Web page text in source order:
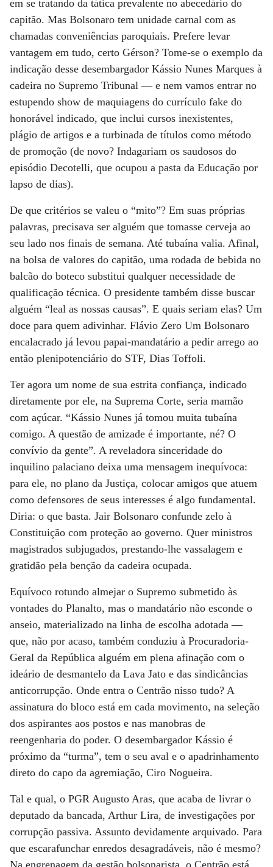
em se tratando da tática prevalente no abecedário do
capitão. Mas Bolsonaro tem unidade carnal com as
chamadas conveniências paroquiais. Prefere levar
vantagem em tudo, certo Gérson? Tome-se o exemplo da
indicação desse desembargador Kássio Nunes Marques à
cadeira no Supremo Tribunal — e nem vamos entrar no
estupendo show de maquiagens do currículo fake do
honorável indicado, que inclui cursos inexistentes,
plágio de artigos e a turbinada de títulos como método
de promoção (de novo? Indagariam os saudosos do
episódio Decotelli, que ocupou a pasta da Educação por
lapso de dias).
De que critérios se valeu o “mito”? Em suas próprias
palavras, precisava ser alguém que tomasse cerveja ao
seu lado nos finais de semana. Até tubaína valia. Afinal,
na bolsa de valores do capitão, uma rodada de bebida no
balcão do boteco substitui qualquer necessidade de
qualificação técnica. O presidente também disse buscar
alguém “leal as nossas causas”. E quais seriam elas? Um
doce para quem adivinhar. Flávio Zero Um Bolsonaro
encalacrado já levou papai-mandatário a pedir arrego ao
então plenipotenciário do STF, Dias Toffoli.
Ter agora um nome de sua estrita confiança, indicado
diretamente por ele, na Suprema Corte, seria mamão
com açúcar. “Kássio Nunes já tomou muita tubaína
comigo. A questão de amizade é importante, né? O
convívio da gente”. A reveladora sinceridade do
inquilino palaciano deixa uma mensagem inequívoca:
para ele, no plano da Justiça, colocar amigos que atuem
como defensores de seus interesses é algo fundamental.
Diria: o que basta. Jair Bolsonaro confunde zelo à
Constituição com proteção ao governo. Quer ministros
magistrados subjugados, prestando-lhe vassalagem e
gratidão pela benção da cadeira ocupada.
Equívoco rotundo almejar o Supremo submetido às
vontades do Planalto, mas o mandatário não esconde o
anseio, materializado na linha de escolha adotada —
que, não por acaso, também conduziu à Procuradoria-
Geral da República alguém em plena afinação com o
ideário de desmantelo da Lava Jato e das sindicâncias
anticorrupção. Onde entra o Centrão nisso tudo? A
assinatura do bloco está em cada movimento, na seleção
dos aspirantes aos postos e nas manobras de
reengenharia do poder. O desembargador Kássio é
próximo da “turma”, tem o seu aval e o apadrinhamento
direto do capo da agremiação, Ciro Nogueira.
Tal e qual, o PGR Augusto Aras, que acaba de livrar o
deputado da bancada, Arthur Lira, de investigações por
corrupção passiva. Assunto devidamente arquivado. Para
que escarafunchar enredos desagradáveis, não é mesmo?
Na engrenagem da gestão bolsonarista, o Centrão está